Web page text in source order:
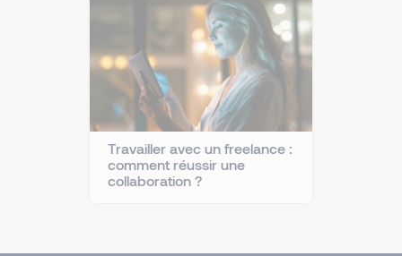
Travailler avec un freelance :
comment réussir une
collaboration ?